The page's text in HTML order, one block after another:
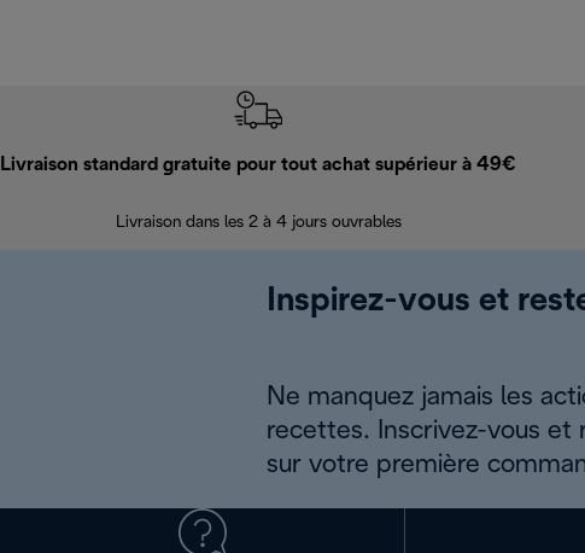
Livraison standard gratuite pour tout achat supérieur à 49€
Livraison dans les 2 à 4 jours ouvrables
Inspirez-vous et
Ne manquez jamais les
recettes. Inscrivez-vous et
sur votre première